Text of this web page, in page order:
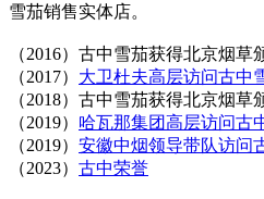
雪茄销售实体店。
（2016）古中雪茄获得北京烟草
（2017） 大卫杜夫高层访问古中
（2018）古中雪茄获得北京烟草
（2019） 哈瓦那集团高层访问古
（2019） 安徽中烟领导带队访问
（2023） 古中荣誉